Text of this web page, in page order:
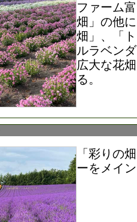
ファーム
畑」の他
畑」、「
ルラベン
広大な花
る。
「彩りの
ーをメイ